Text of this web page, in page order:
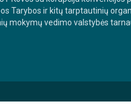
Tarybos ir kitų tarptautinių
mokymų vedimo valstybės